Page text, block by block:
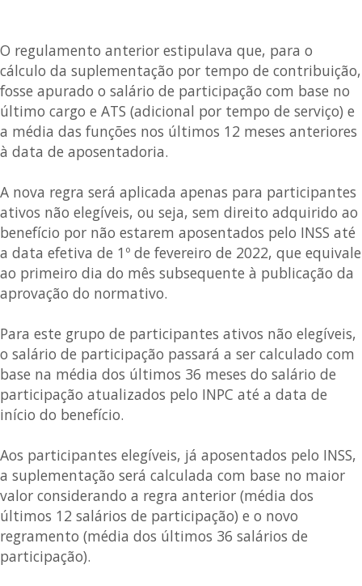
O regulamento anterior estipulava que, para o
cálculo da suplementação por tempo de contribuição,
fosse apurado o salário de participação com base no
último cargo e ATS (adicional por tempo de serviço) e
a média das funções nos últimos 12 meses anteriores
à data de aposentadoria.
A nova regra será aplicada apenas para participantes
ativos não elegíveis, ou seja, sem direito adquirido ao
benefício por não estarem aposentados pelo INSS até
a data efetiva de 1º de fevereiro de 2022, que equivale
ao primeiro dia do mês subsequente à publicação da
aprovação do normativo.
Para este grupo de participantes ativos não elegíveis,
o salário de participação passará a ser calculado com
base na média dos últimos 36 meses do salário de
participação atualizados pelo INPC até a data de
início do benefício.
Aos participantes elegíveis, já aposentados pelo INSS,
a suplementação será calculada com base no maior
valor considerando a regra anterior (média dos
últimos 12 salários de participação) e o novo
regramento (média dos últimos 36 salários de
participação).